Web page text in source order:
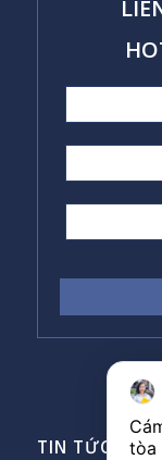
TIN TỨC VĂN
tòa